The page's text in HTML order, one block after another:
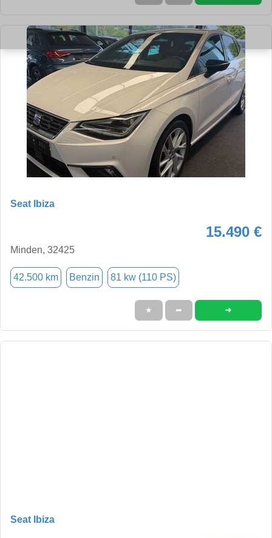
Seat Ibiza
15.490 €
Minden, 32425
42.500 km Benzin 81 kw (110 PS)
★ ➦ ➜
Seat Ibiza